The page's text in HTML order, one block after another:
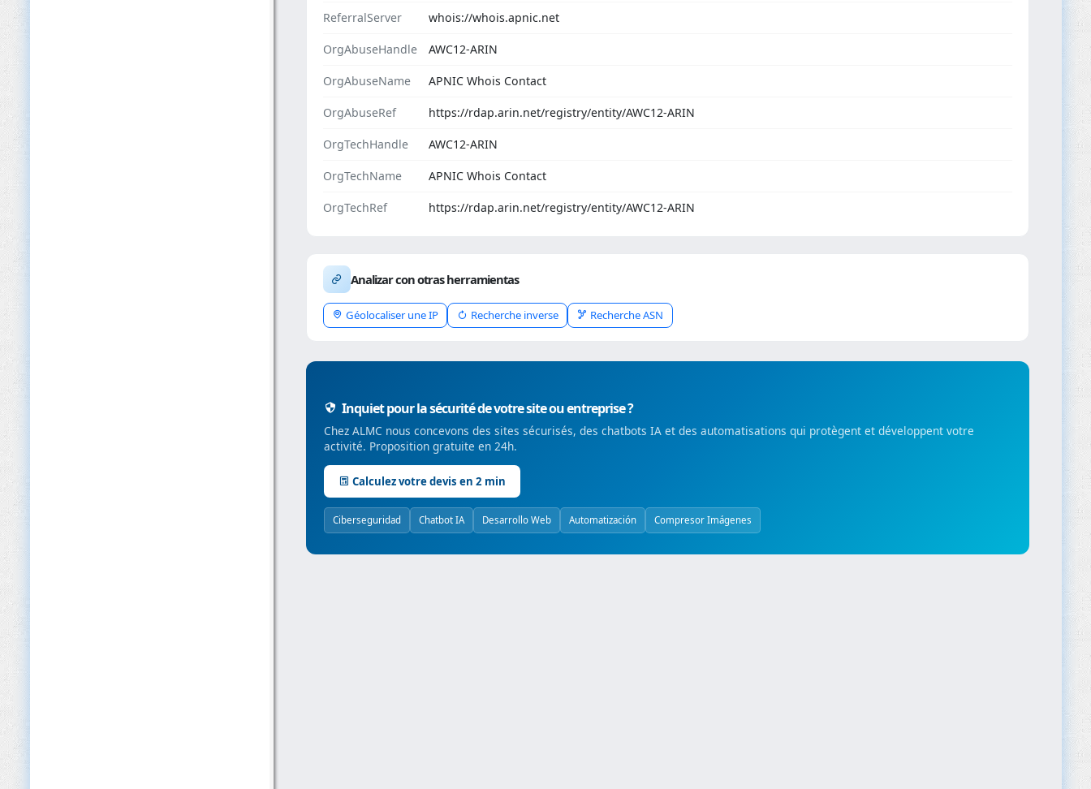
ReferralServer whois://whois.apnic.net
OrgAbuseHandle AWC12-ARIN
OrgAbuseName APNIC Whois Contact
OrgAbuseRef https://rdap.arin.net/registry/entity/AWC12-ARIN
OrgTechHandle AWC12-ARIN
OrgTechName APNIC Whois Contact
OrgTechRef https://rdap.arin.net/registry/entity/AWC12-ARIN
Analizar con otras herramientas
Géolocaliser une IP Recherche inverse Recherche ASN
Inquiet pour la sécurité de votre site ou entreprise ?
Chez ALMC nous concevons des sites sécurisés, des chatbots IA et des automatisations qui protègent et développent votre
activité. Proposition gratuite en 24h.
Calculez votre devis en 2 min
Ciberseguridad Chatbot IA Desarrollo Web Automatización Compresor Imágenes